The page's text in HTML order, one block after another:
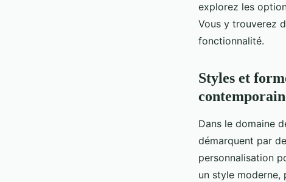
explorez les
Vous y trouverez
fonctionnalité.
Styles et
Dans le domaine
démarquent par
personnalisation
un style moderne,